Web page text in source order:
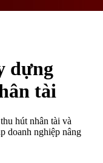
dựng
tài
hút nhân tài và
doanh nghiệp nâng